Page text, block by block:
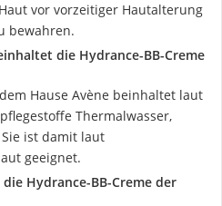
vor vorzeitiger Hautalterung
bewahren.
die Hydrance-BB-Creme
Hause Avène beinhaltet laut
Thermalwasser,
ist damit laut
geeignet.
Hydrance-BB-Creme der